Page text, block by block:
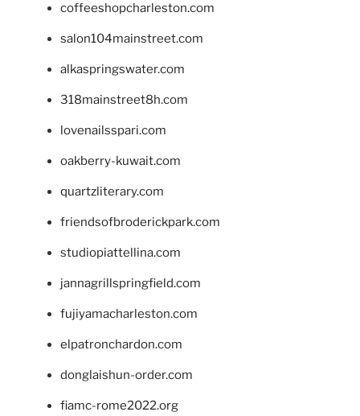
coffeeshopcharleston.com
salon104mainstreet.com
alkaspringswater.com
318mainstreet8h.com
lovenailsspari.com
oakberry-kuwait.com
quartzliterary.com
friendsofbroderickpark.com
studiopiattellina.com
jannagrillspringfield.com
fujiyamacharleston.com
elpatronchardon.com
donglaishun-order.com
fiamc-rome2022.org